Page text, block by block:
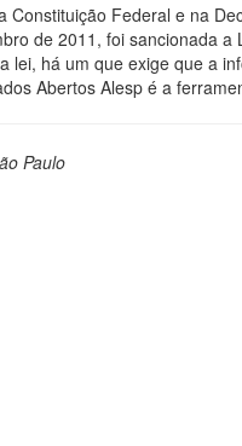
Federal e na
de 2011, foi sancionada
lei, há um que exige que a
Abertos Alesp é a
Paulo